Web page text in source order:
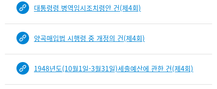
대통령령 병역임시조치령안 건(제4회)
양곡매입법 시행령 중 개정의 건(제4회)
1948년도(10월1일-3월31일)세출예산에 관한 건(제4회)